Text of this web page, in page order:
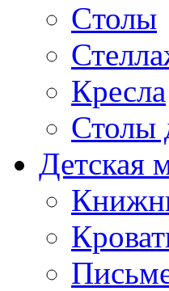
Cтолы
Кресла
Столы
Детская